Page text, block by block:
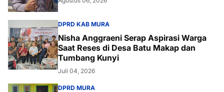
DPRD KAB MURA
Nisha Anggraeni Serap Aspirasi Warga
Saat Reses di Desa Batu Makap dan
Tumbang Kunyi
Juli 04, 2026
DPRD MURA